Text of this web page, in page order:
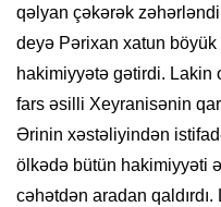
qəlyan çəkərək zəhərləndi.
deyə Pərixan xatun böyük
hakimiyyətə gətirdi. Lakin
fars əsilli Xeyranisənin
Ərinin xəstəliyindən
ölkədə bütün hakimiyyəti
cəhətdən aradan